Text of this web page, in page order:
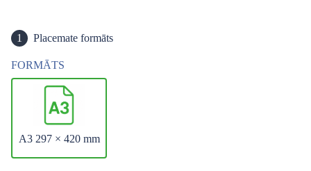
1 Placemate formāts
FORMĀTS
A3 297 × 420 mm